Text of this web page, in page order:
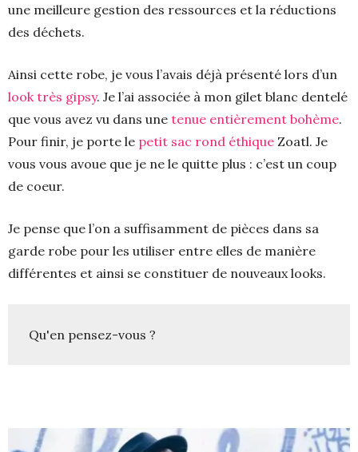
une meilleure gestion des ressources et la réductions
des déchets.
Ainsi cette robe, je vous l’avais déjà présenté lors d’un
look très gipsy. Je l’ai associée à mon gilet blanc dentelé
que vous avez vu dans une tenue entièrement bohème.
Pour finir, je porte le petit sac rond éthique Zoatl. Je
vous vous avoue que je ne le quitte plus : c’est un coup
de coeur.
Je pense que l’on a suffisamment de pièces dans sa
garde robe pour les utiliser entre elles de manière
différentes et ainsi se constituer de nouveaux looks.
Qu'en pensez-vous ?